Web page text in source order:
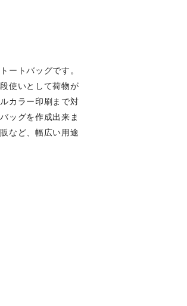
ートバッグです。
使いとして荷物が
カラー印刷まで対
ッグを作成出来ま
など、幅広い用途